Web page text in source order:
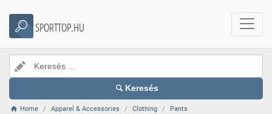
SPORTTOP.HU
Keresés
Home Apparel & Accessories Clothing
Pants